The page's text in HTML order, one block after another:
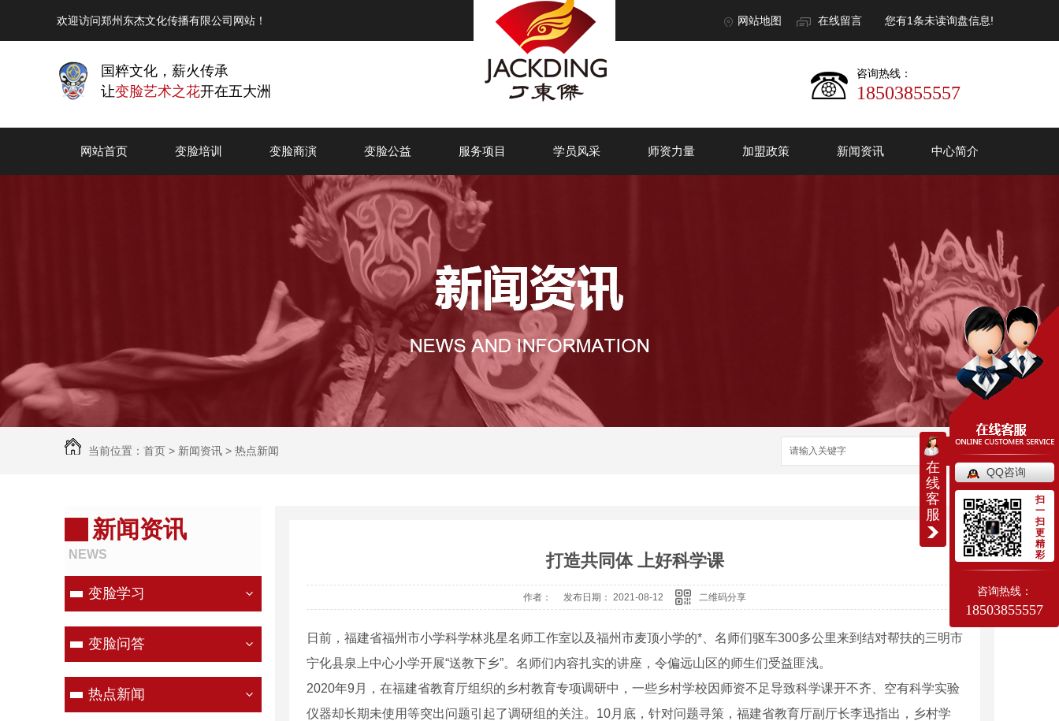
欢迎访问郑州东杰文化传播有限公司网站！ 网站地图 在线留言 您有1条未读询盘信息!
国粹文化，薪火传承
让变脸艺术之花开在五大洲
咨询热线：
18503855557
网站首页 变脸培训 变脸商演 变脸公益 服务项目 学员风采 师资力量 加盟政策 新闻资讯 中心简介
当前位置： 首页 > 新闻资讯 > 热点新闻 搜索
新闻资讯
NEWS
变脸学习
变脸问答
热点新闻
打造共同体 上好科学课
作者： 发布日期： 2021-08-12 二维码分享
日前，福建省福州市小学科学林兆星名师工作室以及福州市麦顶小学的*、名师们驱车300多公里来到结对帮扶的三明市
宁化县泉上中心小学开展“送教下乡”。名师们内容扎实的讲座，令偏远山区的师生们受益匪浅。
2020年9月，在福建省教育厅组织的乡村教育专项调研中，一些乡村学校因师资不足导致科学课开不齐、空有科学实验
仪器却长期未使用等突出问题引起了调研组的关注。10月底，针对问题寻策，福建省教育厅副厅长李迅指出，乡村学
在
线
客
服
QQ咨询
扫
一
扫
更
精
彩
咨询热线：
18503855557